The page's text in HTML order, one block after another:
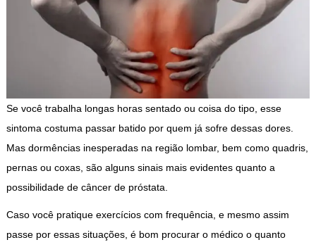
Se você trabalha longas horas sentado ou coisa do tipo, esse
sintoma costuma passar batido por quem já sofre dessas dores.
Mas dormências inesperadas na região lombar, bem como quadris,
pernas ou coxas, são alguns sinais mais evidentes quanto a
possibilidade de câncer de próstata.
Caso você pratique exercícios com frequência, e mesmo assim
passe por essas situações, é bom procurar o médico o quanto